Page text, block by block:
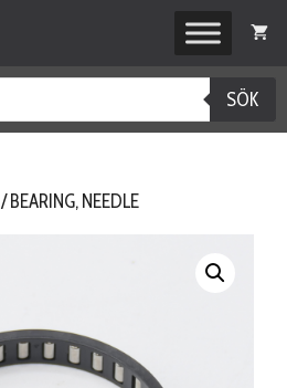
SÖK
/ BEARING, NEEDLE